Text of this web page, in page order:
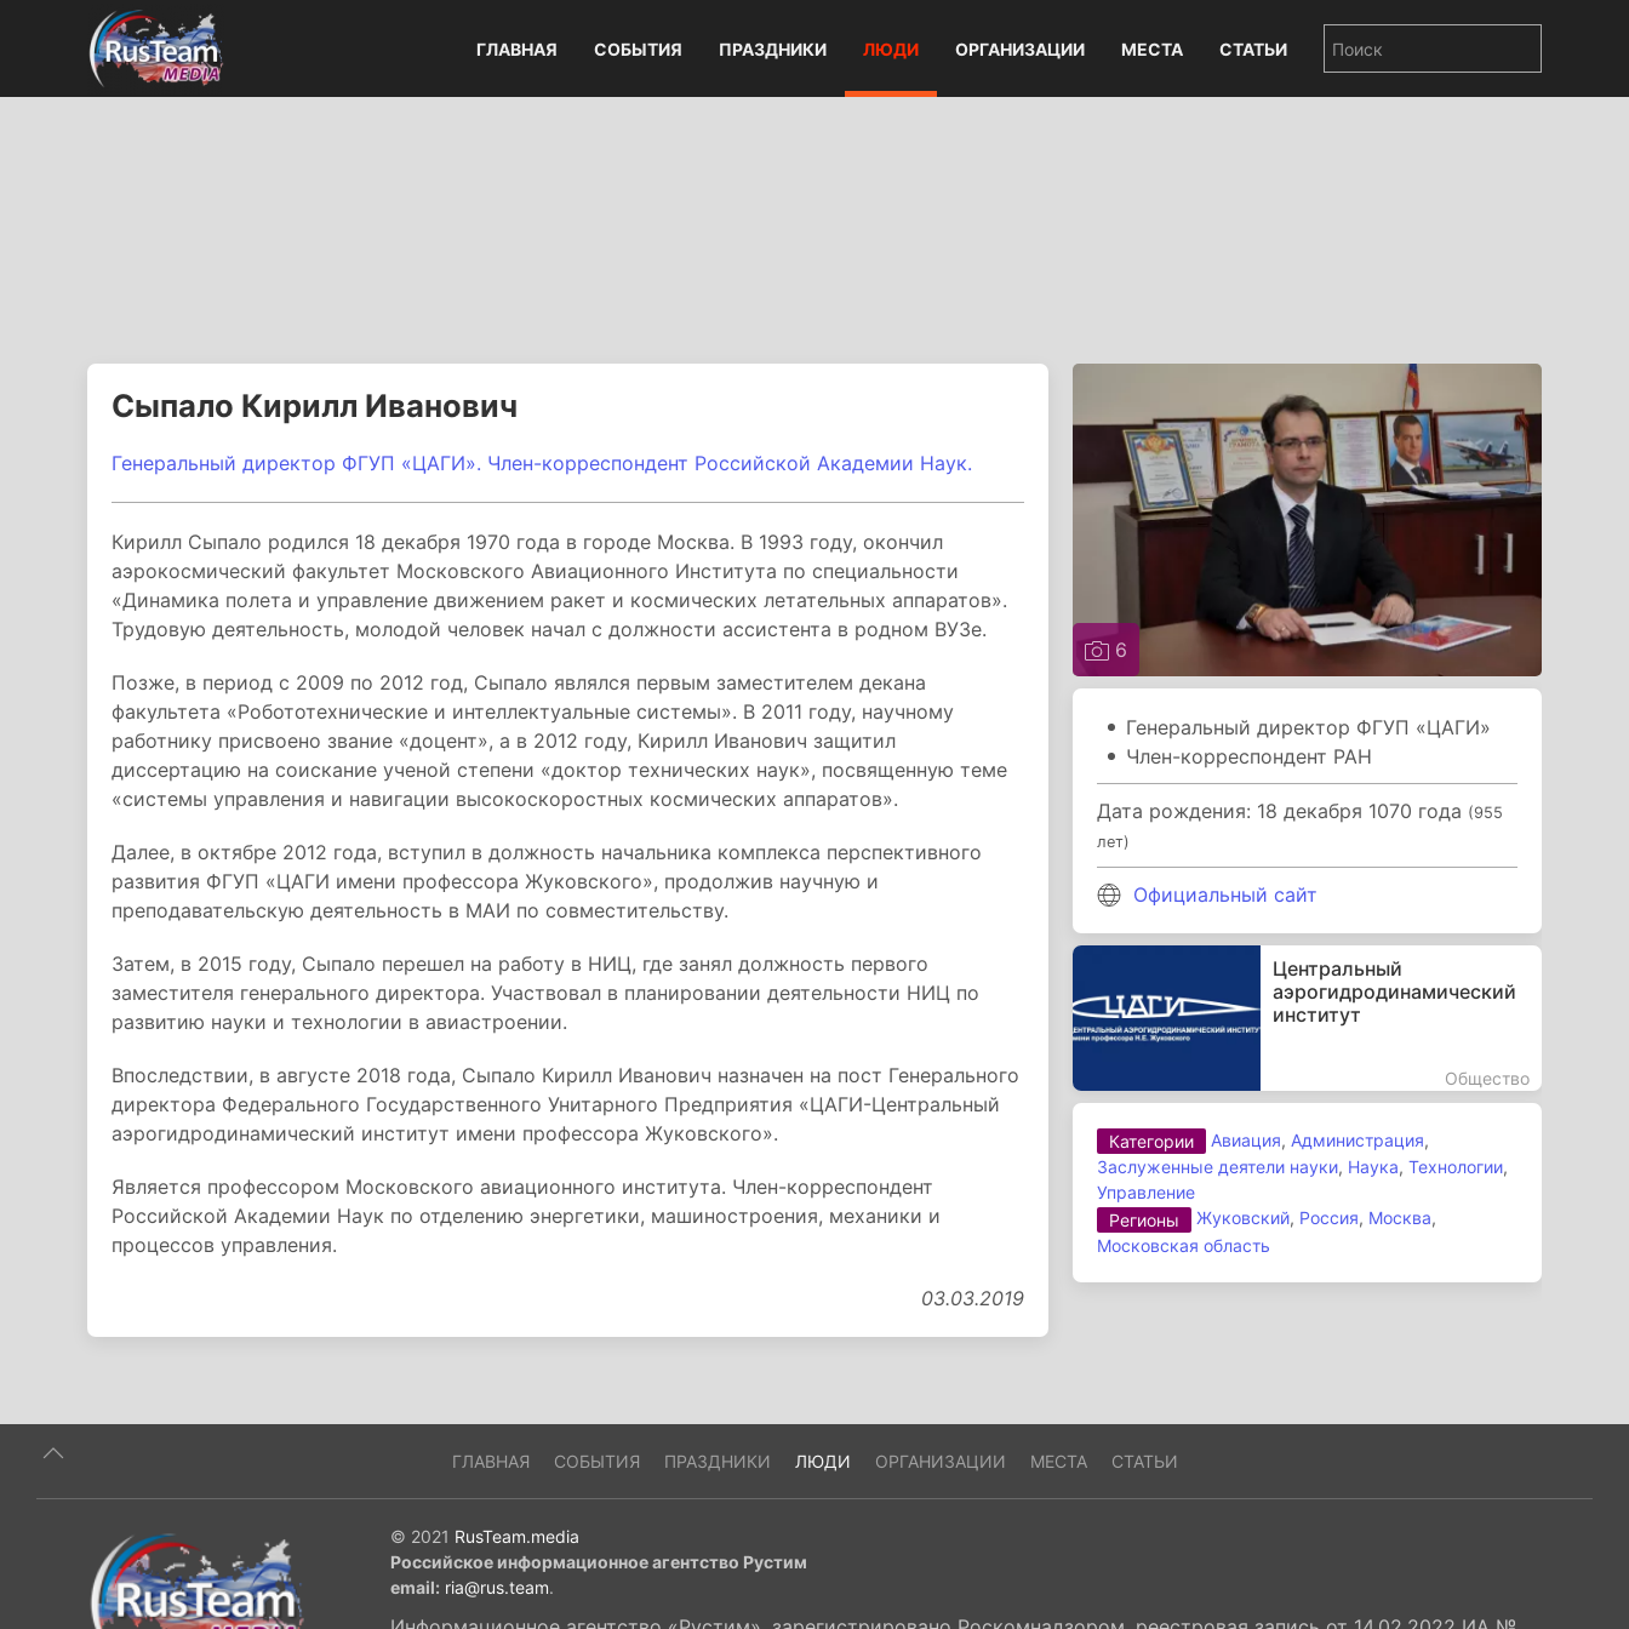
ГЛАВНАЯ СОБЫТИЯ ПРАЗДНИКИ ЛЮДИ ОРГАНИЗАЦИИ МЕСТА СТАТЬИ
Сыпало Кирилл Иванович
Генеральный директор ФГУП «ЦАГИ». Член-корреспондент Российской Академии Наук.
Кирилл Сыпало родился 18 декабря 1970 года в городе Москва. В 1993 году, окончил
аэрокосмический факультет Московского Авиационного Института по специальности
«Динамика полета и управление движением ракет и космических летательных аппаратов».
Трудовую деятельность, молодой человек начал с должности ассистента в родном ВУЗе.
Позже, в период с 2009 по 2012 год, Сыпало являлся первым заместителем декана
факультета «Робототехнические и интеллектуальные системы». В 2011 году, научному
работнику присвоено звание «доцент», а в 2012 году, Кирилл Иванович защитил
диссертацию на соискание ученой степени «доктор технических наук», посвященную теме
«системы управления и навигации высокоскоростных космических аппаратов».
Далее, в октябре 2012 года, вступил в должность начальника комплекса перспективного
развития ФГУП «ЦАГИ имени профессора Жуковского», продолжив научную и
преподавательскую деятельность в МАИ по совместительству.
Затем, в 2015 году, Сыпало перешел на работу в НИЦ, где занял должность первого
заместителя генерального директора. Участвовал в планировании деятельности НИЦ по
развитию науки и технологии в авиастроении.
Впоследствии, в августе 2018 года, Сыпало Кирилл Иванович назначен на пост Генерального
директора Федерального Государственного Унитарного Предприятия «ЦАГИ-Центральный
аэрогидродинамический институт имени профессора Жуковского».
Является профессором Московского авиационного института. Член-корреспондент
Российской Академии Наук по отделению энергетики, машиностроения, механики и
процессов управления.
03.03.2019
6
Генеральный директор ФГУП «ЦАГИ»
Член-корреспондент РАН
Дата рождения: 18 декабря 1070 года (955
лет)
Официальный сайт
Центральный
аэрогидродинамический
институт
Общество
Категории Авиация, Администрация,
Заслуженные деятели науки, Наука,Технологии,
Управление
Регионы
Жуковский, Россия, Москва,
Московская область
ГЛАВНАЯ СОБЫТИЯ ПРАЗДНИКИ ЛЮДИ ОРГАНИЗАЦИИ МЕСТА СТАТЬИ
© 2021 RusTeam.media
Российское информационное агентство Рустим
email: ria@rus.team.